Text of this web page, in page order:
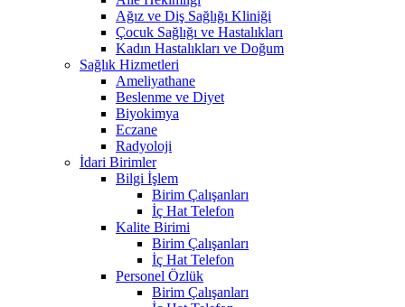
Ağız ve Diş Sağlığı Kliniği
Çocuk Sağlığı ve Hastalıkları
Kadın Hastalıkları ve Doğum
Sağlık Hizmetleri
Ameliyathane
Beslenme ve Diyet
Biyokimya
Eczane
Radyoloji
İdari Birimler
Bilgi İşlem
Birim Çalışanları
İç Hat Telefon
Kalite Birimi
Birim Çalışanları
İç Hat Telefon
Personel Özlük
Birim Çalışanları